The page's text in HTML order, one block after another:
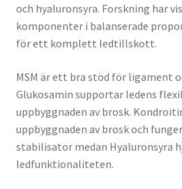
och hyaluronsyra. Forskning har
komponenter i balanserade
för ett komplett ledtillskott.
MSM är ett bra stöd för ligament
Glukosamin supportar ledens
uppbyggnaden av brosk.
uppbyggnaden av brosk och
stabilisator medan Hyaluronsyra
ledfunktionaliteten.